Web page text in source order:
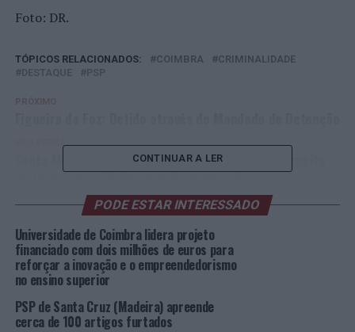
Foto: DR.
TÓPICOS RELACIONADOS: COIMBRA
CRIMINALIDADE
DESTAQUE
PSP
NÃO PERCA
Santa Maria da Feira: Dois jovens detidos por suspeita
de furto em estabelecimento comercial
CONTINUAR A LER
PODE ESTAR INTERESSADO
Universidade de Coimbra lidera projeto
financiado com dois milhões de euros para
reforçar a inovação e o empreendedorismo
no ensino superior
PSP de Santa Cruz (Madeira) apreende
cerca de 100 artigos furtados